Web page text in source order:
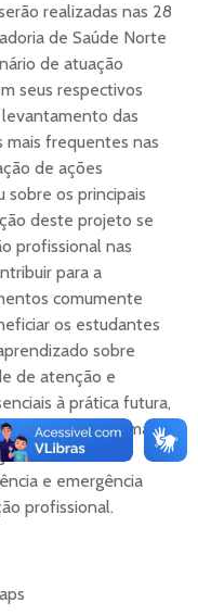
realizadas nas 28
de Saúde Norte
de atuação
seus respectivos
das
mais frequentes nas
de ações
sobre os principais
deste projeto se
profissional nas
para a
comumente
os estudantes
sobre
de atenção e
à prática futura,
em equipe, tomada
de
e emergência
profissional.